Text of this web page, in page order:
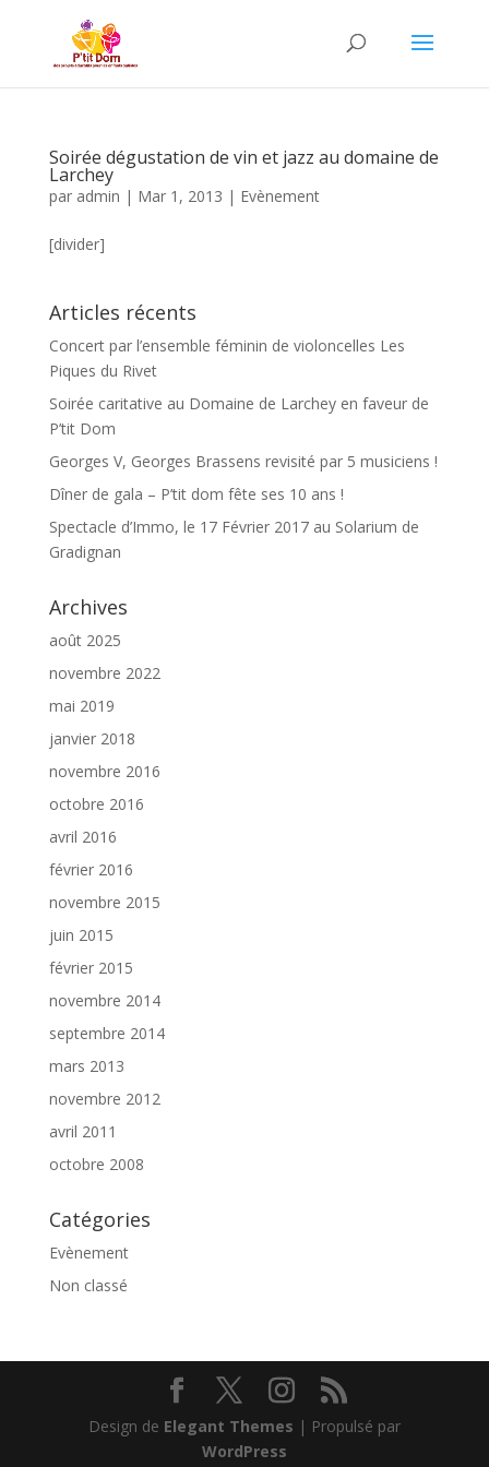
Soirée dégustation de vin et jazz au domaine de
Larchey
par admin | Mar 1, 2013 | Evènement
[divider]
Articles récents
Concert par l’ensemble féminin de violoncelles Les
Piques du Rivet
Soirée caritative au Domaine de Larchey en faveur de
P’tit Dom
Georges V, Georges Brassens revisité par 5 musiciens !
Dîner de gala – P’tit dom fête ses 10 ans !
Spectacle d’Immo, le 17 Février 2017 au Solarium de
Gradignan
Archives
août 2025
novembre 2022
mai 2019
janvier 2018
novembre 2016
octobre 2016
avril 2016
février 2016
novembre 2015
juin 2015
février 2015
novembre 2014
septembre 2014
mars 2013
novembre 2012
avril 2011
octobre 2008
Catégories
Evènement
Non classé
Design de Elegant Themes | Propulsé par
WordPress